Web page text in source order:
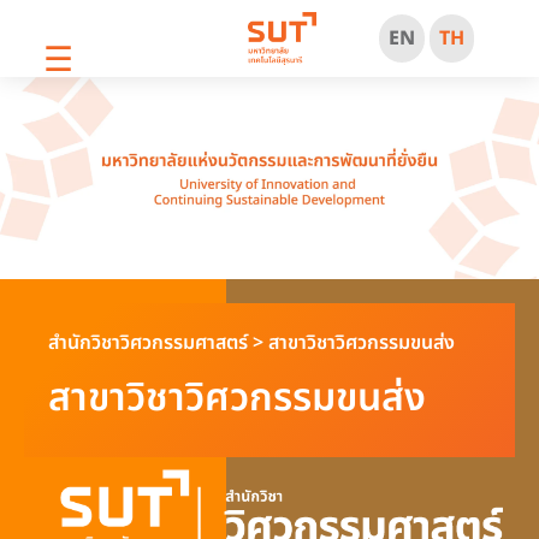
☰ EN TH
สำนักวิชาวิศวกรรมศาสตร์>สาขาวิชาวิศวกรรมขนส่ง
สาขาวิชาวิศวกรรมขนส่ง